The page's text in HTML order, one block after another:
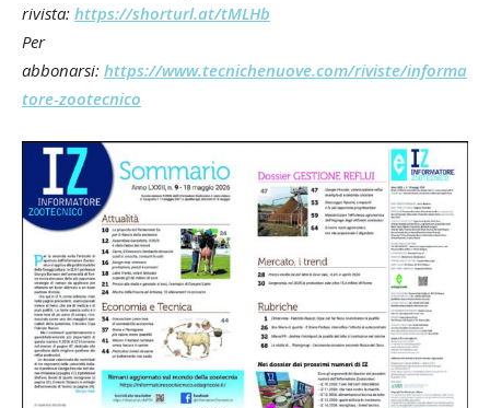
rivista: https://shorturl.at/tMLHb
Per
abbonarsi: https://www.tecnichenuove.com/riviste/informa
tore-zootecnico